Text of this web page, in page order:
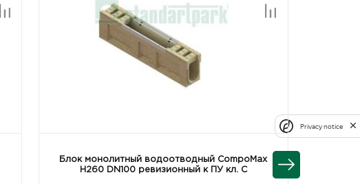
Блок монолитный водоотводный CompoMax
H260 DN100 ревизионный к ПУ кл. С
Privacy notice